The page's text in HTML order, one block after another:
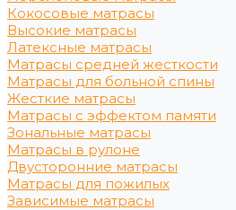
Кокосовые матрасы
Высокие матрасы
Латексные матрасы
Матрасы средней жесткости
Матрасы для больной спины
Жесткие матрасы
Матрасы с эффектом памяти
Зональные матрасы
Матрасы в рулоне
Двусторонние матрасы
Матрасы для пожилых
Зависимые матрасы